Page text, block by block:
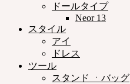
ドールタイプ
Neor 13
スタイル
アイ
ドレス
ツール
スタンド ㆍバッグ